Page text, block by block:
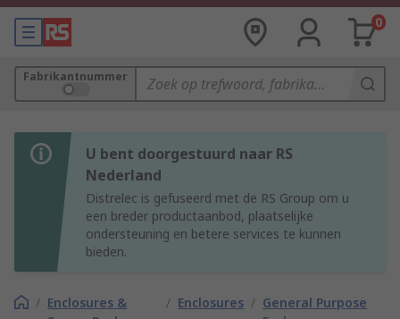
0
Fabrikantnummer
U bent doorgestuurd naar RS
Nederland
Distrelec is gefuseerd met de RS Group om u
een breder productaanbod, plaatselijke
ondersteuning en betere services te kunnen
bieden.
/ Enclosures &
/ Enclosures / General Purpose